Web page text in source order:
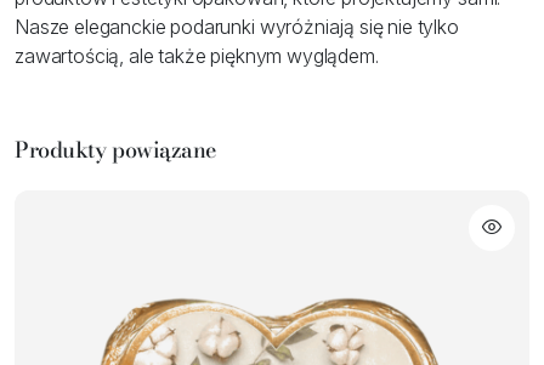
Nasze eleganckie podarunki wyróżniają się nie tylko
zawartością, ale także pięknym wyglądem.
Produkty powiązane